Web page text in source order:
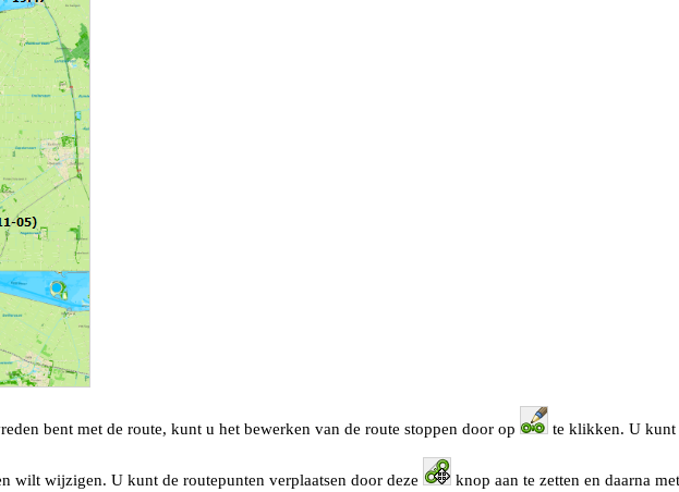
bent met de route, kunt u het bewerken van de route stoppen door op te klikken. U kunt
wilt wijzigen. U kunt de routepunten verplaatsen door deze knop aan te zetten en daarna